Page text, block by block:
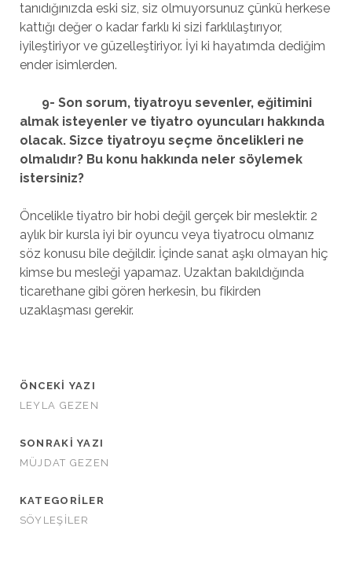
tanıdığınızda eski siz, siz olmuyorsunuz çünkü herkese
kattığı değer o kadar farklı ki sizi farklılaştırıyor,
iyileştiriyor ve güzelleştiriyor. İyi ki hayatımda dediğim
ender isimlerden.
9- Son sorum, tiyatroyu sevenler, eğitimini
almak isteyenler ve tiyatro oyuncuları hakkında
olacak. Sizce tiyatroyu seçme öncelikleri ne
olmalıdır? Bu konu hakkında neler söylemek
istersiniz?
Öncelikle tiyatro bir hobi değil gerçek bir meslektir. 2
aylık bir kursla iyi bir oyuncu veya tiyatrocu olmanız
söz konusu bile değildir. İçinde sanat aşkı olmayan hiç
kimse bu mesleği yapamaz. Uzaktan bakıldığında
ticarethane gibi gören herkesin, bu fikirden
uzaklaşması gerekir.
ÖNCEKI YAZI
LEYLA GEZEN
SONRAKI YAZI
MÜJDAT GEZEN
KATEGORILER
SÖYLEŞİLER